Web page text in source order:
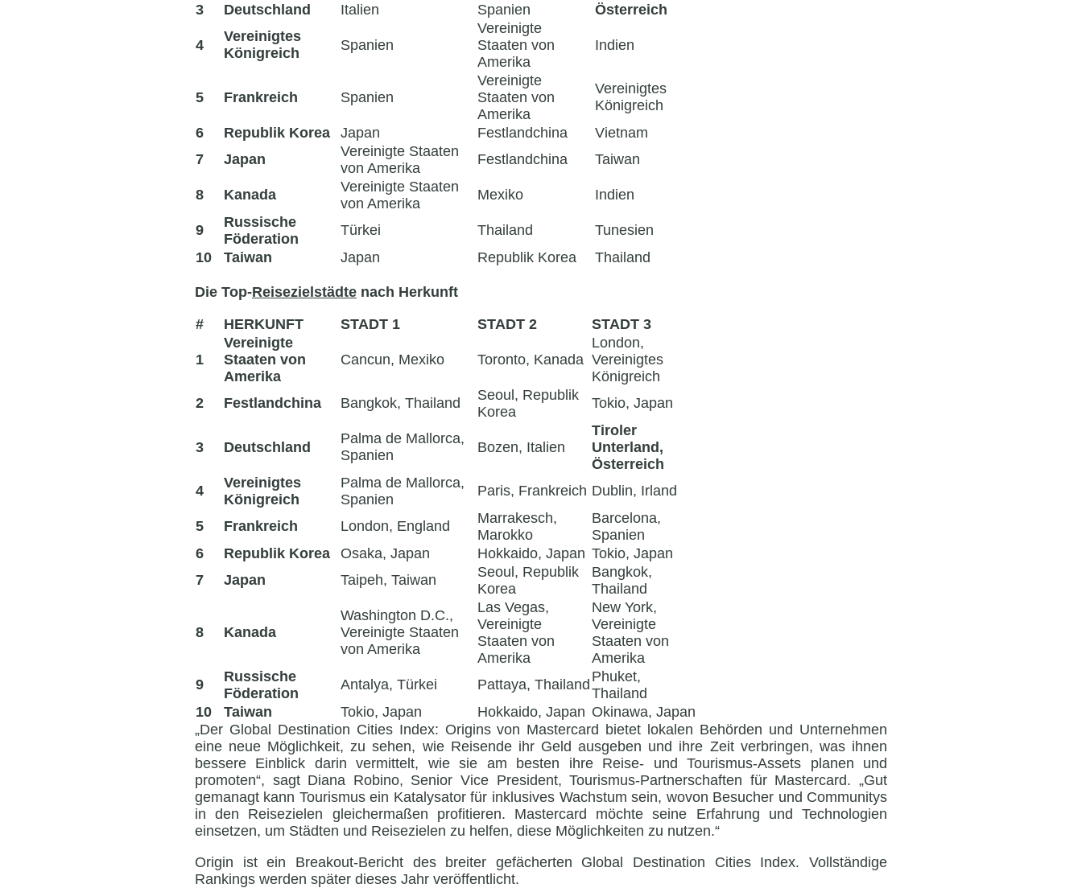
3
Deutschland Italien Spanien Österreich
4
Vereinigtes
Königreich
Spanien
Vereinigte
Staaten von
Amerika
Indien
5 Frankreich Spanien
Vereinigte
Staaten von
Amerika
Vereinigtes
Königreich
6
Republik Korea Japan Festlandchina
Vietnam
7
Japan
Vereinigte Staaten
von Amerika
Festlandchina Taiwan
8 Kanada
Vereinigte Staaten
von Amerika
Mexiko Indien
9
Russische
Föderation
Türkei Thailand
Tunesien
10
Taiwan Japan Republik Korea Thailand
Die Top-Reisezielstädtenach Herkunft
#
HERKUNFT STADT 1 STADT 2 STADT 3
1
Vereinigte
Staaten von
Amerika
Cancun, Mexiko Toronto, Kanada
London,
Vereinigtes
Königreich
2
Festlandchina Bangkok, Thailand
Seoul, Republik
Korea
Tokio, Japan
3 Deutschland
Palma de Mallorca,
Spanien
Bozen, Italien
Tiroler
Unterland,
Österreich
4
Vereinigtes
Königreich
Palma de Mallorca,
Spanien
Paris, Frankreich Dublin, Irland
5 Frankreich London, England
Marrakesch,
Marokko
Barcelona,
Spanien
6
Republik Korea Osaka, Japan Hokkaido, Japan Tokio, Japan
7
Japan Taipeh, Taiwan
Seoul, Republik
Korea
Bangkok,
Thailand
8 Kanada
Washington D.C.,
Vereinigte Staaten
von Amerika
Las Vegas,
Vereinigte
Staaten von
Amerika
New York,
Vereinigte
Staaten von
Amerika
9
Russische
Föderation
Antalya, Türkei Pattaya, Thailand Phuket,
Thailand
10
Taiwan Tokio, Japan Hokkaido, Japan Okinawa, Japan
„Der Global Destination Cities Index: Origins von Mastercard bietet lokalen Behörden und Unternehmen
eine neue Möglichkeit, zu sehen, wie Reisende ihr Geld ausgeben und ihre Zeit verbringen, was ihnen
bessere Einblick darin vermittelt, wie sie am besten ihre Reise- und Tourismus-Assets planen und
promoten“, sagt Diana Robino, Senior Vice President, Tourismus-Partnerschaften für Mastercard. „Gut
gemanagt kann Tourismus ein Katalysator für inklusives Wachstum sein, wovon Besucher und Communitys
in den Reisezielen gleichermaßen profitieren. Mastercard möchte seine Erfahrung und Technologien
einsetzen, um Städten und Reisezielen zu helfen, diese Möglichkeiten zu nutzen.“
Origin ist ein Breakout-Bericht des breiter gefächerten Global Destination Cities Index. Vollständige
Rankings werden später dieses Jahr veröffentlicht.